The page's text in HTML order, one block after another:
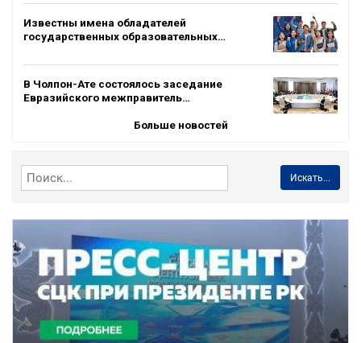
Известны имена обладателей
государственных образовательных…
В Чолпон-Ате состоялось заседание
Евразийского межправитель…
Больше новостей
Искать...